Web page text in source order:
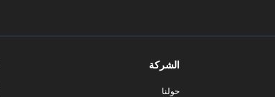
الشركة
حولنا